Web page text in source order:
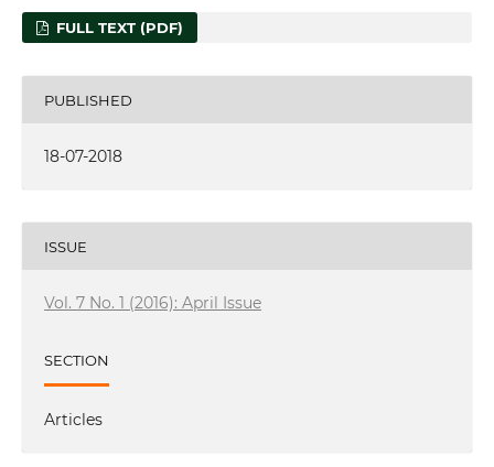
FULL TEXT (PDF)
PUBLISHED
18-07-2018
ISSUE
Vol. 7 No. 1 (2016): April Issue
SECTION
Articles